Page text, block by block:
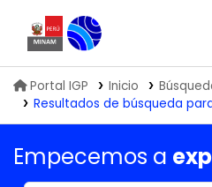
Biblioteca IGP
Portal IGP Inicio
Resultados de búsqueda
Empecemos a